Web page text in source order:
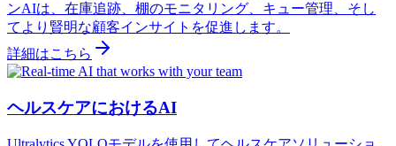
ンAIは、在庫追跡、棚のモニタリング、キュー管理、そし
てより賢明な顧客インサイトを促進します。
詳細はこちら
ヘルスケアにおけるAI